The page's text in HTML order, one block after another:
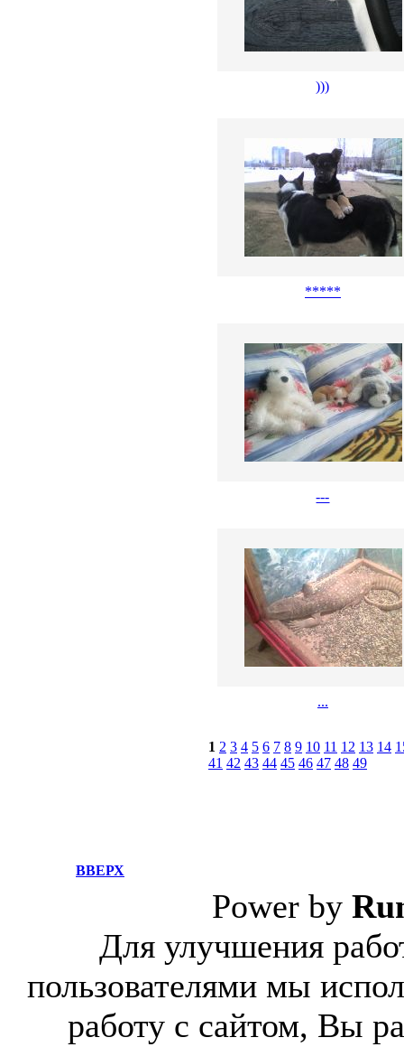
)))
*****
---
...
1 2 3 4 5 6 7 8 9 10 11 12 13 14
41 42 43 44 45 46 47 48 49
ВВЕРХ
Power by
Для улучшения
пользователями мы
работу с сайтом, Вы